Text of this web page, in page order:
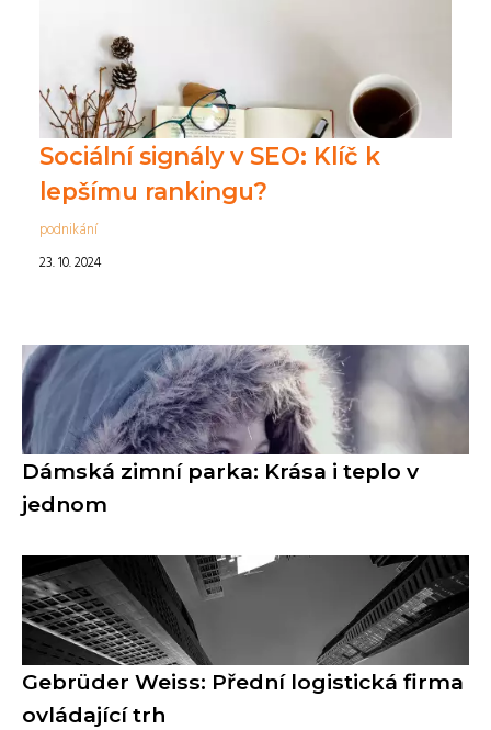
Sociální signály v SEO: Klíč k
lepšímu rankingu?
podnikání
23. 10. 2024
Dámská zimní parka: Krása i teplo v
jednom
Gebrüder Weiss: Přední logistická firma
ovládající trh